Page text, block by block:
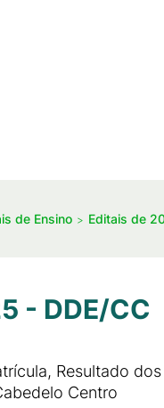
de Ensino Editais de
- DDE/CC
Resultado
Centro